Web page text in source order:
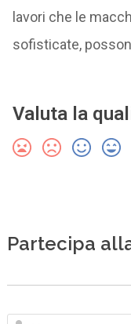
lavori che le
sofisticate,
Valuta la
Partecipa